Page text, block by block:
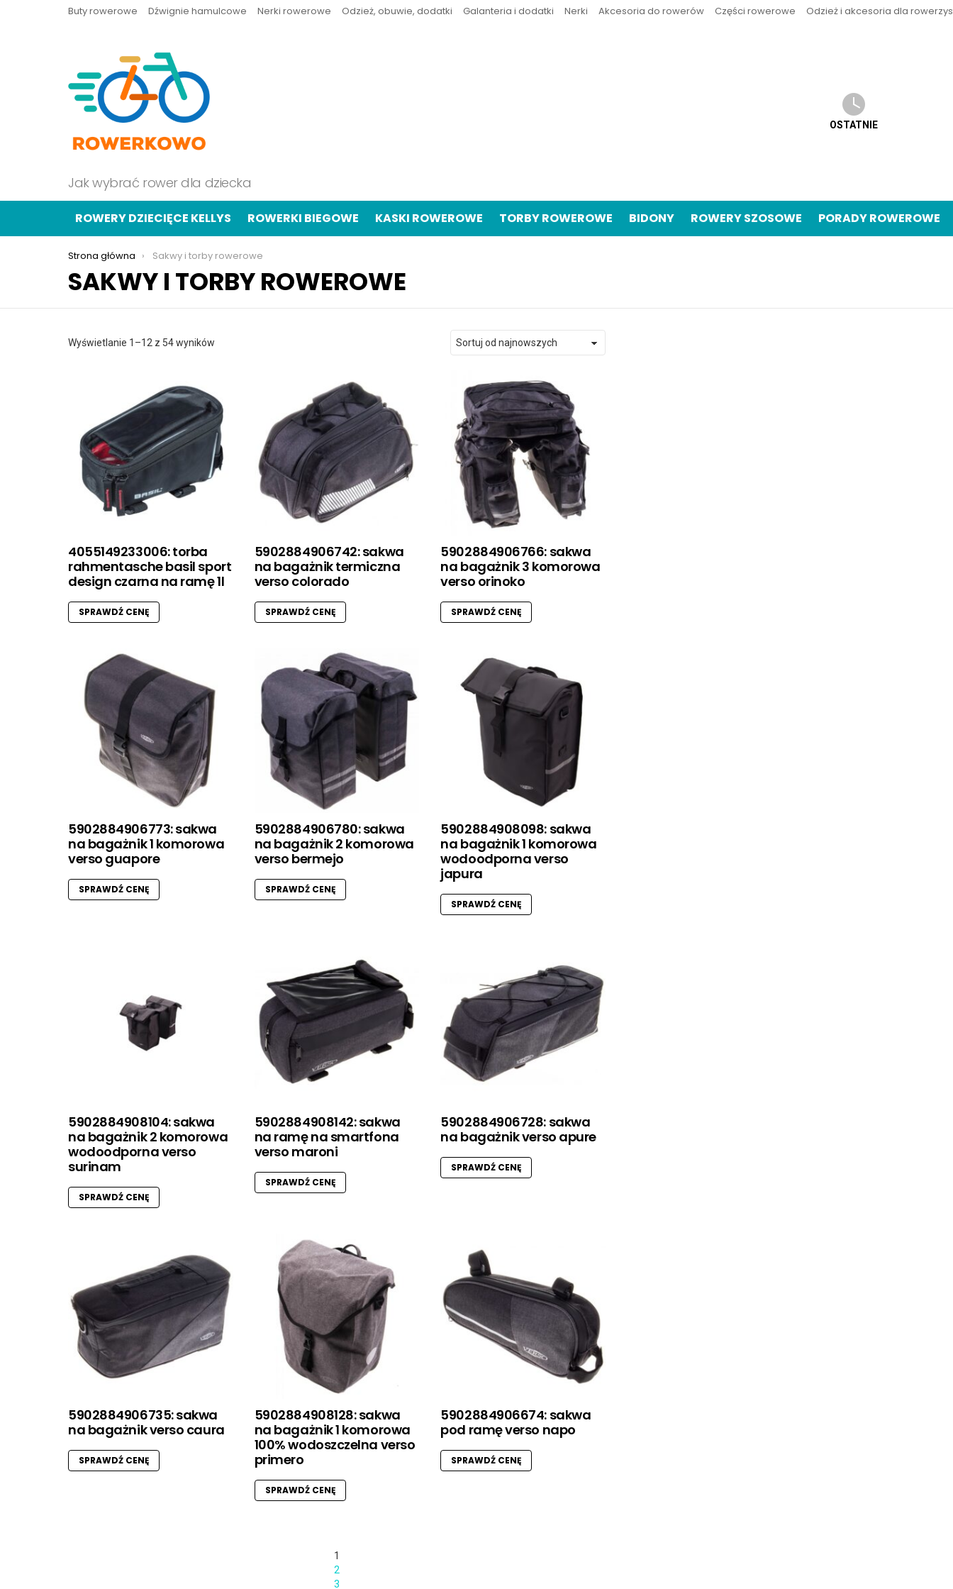
Buty rowerowe Dźwignie hamulcowe Nerki rowerowe Odzież, obuwie, dodatki Galanteria i dodatki Nerki Akcesoria do rowerów Części rowerowe Odzież i akcesoria dla
Jak wybrać rower dla dziecka
OSTATNIE
ROWERY DZIECIĘCE KELLYS ROWERKI BIEGOWE KASKI ROWEROWE TORBY ROWEROWE BIDONY ROWERY SZOSOWE PORADY ROWEROWE
Jesteś tutaj:
Strona główna Sakwy i torby rowerowe
SAKWY I TORBY ROWEROWE
Wyświetlanie 1–12 z 54 wyników
4055149233006: torba
rahmentasche basil sport
design czarna na ramę 1l
SPRAWDŹ CENĘ
5902884906742: sakwa
na bagażnik termiczna
verso colorado
SPRAWDŹ CENĘ
5902884906766: sakwa
na bagażnik 3 komorowa
verso orinoko
SPRAWDŹ CENĘ
5902884906773: sakwa
na bagażnik 1 komorowa
verso guapore
SPRAWDŹ CENĘ
5902884906780: sakwa
na bagażnik 2 komorowa
verso bermejo
SPRAWDŹ CENĘ
5902884908098: sakwa
na bagażnik 1 komorowa
wodoodporna verso
japura
SPRAWDŹ CENĘ
5902884908104: sakwa
na bagażnik 2 komorowa
wodoodporna verso
surinam
SPRAWDŹ CENĘ
5902884908142: sakwa
na ramę na smartfona
verso maroni
SPRAWDŹ CENĘ
5902884906728: sakwa
na bagażnik verso apure
SPRAWDŹ CENĘ
5902884906735: sakwa
na bagażnik verso caura
SPRAWDŹ CENĘ
5902884908128: sakwa
na bagażnik 1 komorowa
100% wodoszczelna verso
primero
SPRAWDŹ CENĘ
5902884906674: sakwa
pod ramę verso napo
SPRAWDŹ CENĘ
1
2
3